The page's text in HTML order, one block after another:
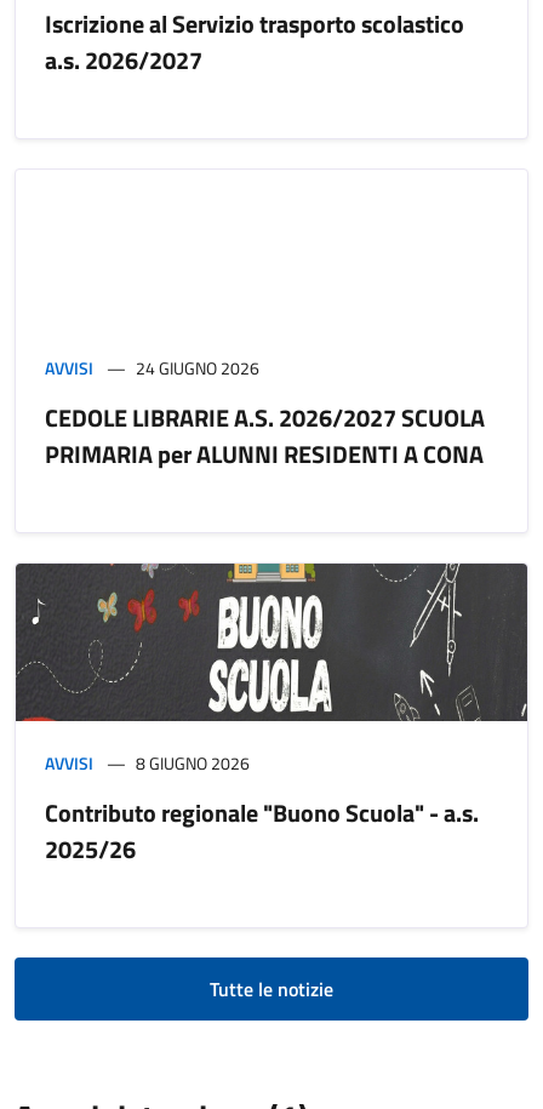
Iscrizione al Servizio trasporto scolastico
a.s. 2026/2027
AVVISI 24 GIUGNO 2026
CEDOLE LIBRARIE A.S. 2026/2027 SCUOLA
PRIMARIA per ALUNNI RESIDENTI A CONA
AVVISI 8 GIUGNO 2026
Contributo regionale "Buono Scuola" - a.s.
2025/26
Tutte le notizie